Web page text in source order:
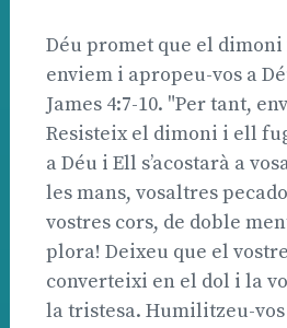
Déu promet que el
enviem i apropeu-vos a
James 4:7-10. "Per tant,
Resisteix el dimoni i ell
a Déu i Ell s’acostarà a
les mans, vosaltres
vostres cors, de doble
plora! Deixeu que el
converteixi en el dol i la
la tristesa. Humilitzeu-